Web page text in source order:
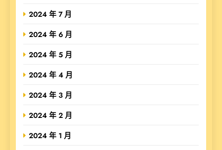
2024 年 7 月
2024 年 6 月
2024 年 5 月
2024 年 4 月
2024 年 3 月
2024 年 2 月
2024 年 1 月